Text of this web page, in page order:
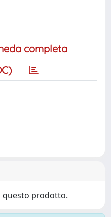
completa
questo prodotto.